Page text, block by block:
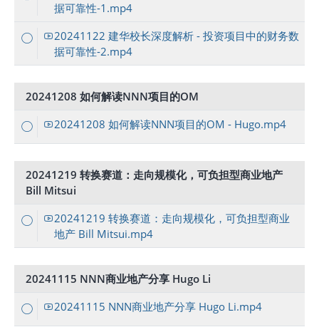
据可靠性-1.mp4
20241122 建华校长深度解析 - 投资项目中的财务数
据可靠性-2.mp4
20241208 如何解读NNN项目的OM
20241208 如何解读NNN项目的OM - Hugo.mp4
20241219 转换赛道：走向规模化，可负担型商业地产
Bill Mitsui
20241219 转换赛道：走向规模化，可负担型商业
地产 Bill Mitsui.mp4
20241115 NNN商业地产分享 Hugo Li
20241115 NNN商业地产分享 Hugo Li.mp4